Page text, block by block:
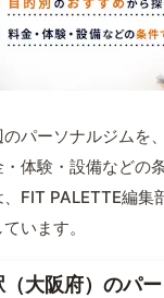
パーソナルジムを
体験・設備などの
FIT PALETTE編集
います。
大阪府）のパ